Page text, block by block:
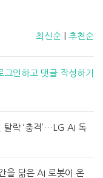
최신순 추천순
그인하고 댓글 작성하기
탈락 ‘충격’…LG AI 독
을 닮은 AI 로봇이 온